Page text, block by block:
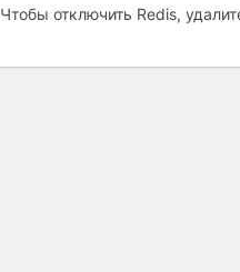
Чтобы отключить Redis,